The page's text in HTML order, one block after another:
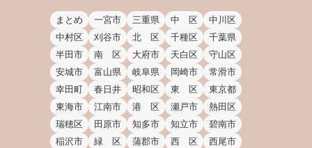
まとめ 一宮市 三重県 中 区
中川区
中村区
刈谷市 北 区 千種区
千葉県
半田市
南 区 大府市 天白区
守山区
安城市
富山県 岐阜県 岡崎市
常滑市
幸田町
春日井 昭和区 東 区
東京都
東海市
江南市 港 区 瀬戸市
熱田区
瑞穂区
田原市 知多市 知立市
碧南市
稲沢市
緑 区 蒲郡市 西 区
西尾市